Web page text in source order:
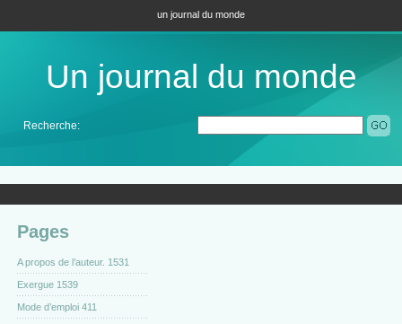
un journal du monde
Un journal du monde
Recherche:
Pages
A propos de l’auteur. 1531
Exergue 1539
Mode d’emploi 411